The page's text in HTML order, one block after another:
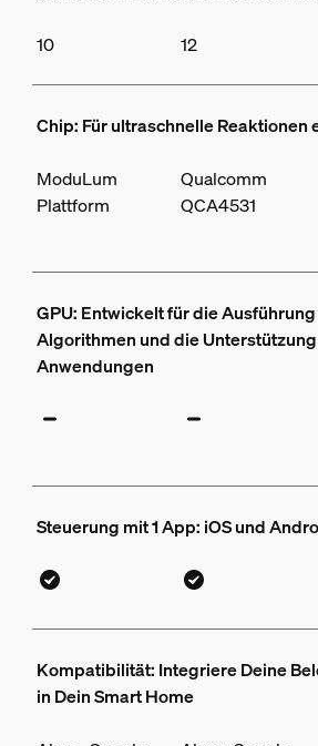
10 12
Chip: Für ultraschnelle Reaktionen
ModuLum
Plattform
Qualcomm
QCA4531
GPU: Entwickelt für die
Algorithmen und die
Anwendungen
Steuerung mit 1 App: iOS und
Kompatibilität: Integriere Deine
in Dein Smart Home